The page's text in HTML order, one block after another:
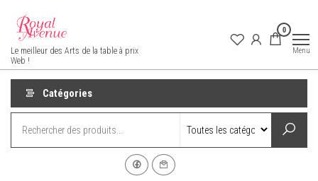
contenu
Royal Avenue
Le meilleur des Arts de la table à prix
Web !
0
Menu
Catégories